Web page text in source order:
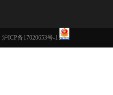
沪ICP备17020653号-1